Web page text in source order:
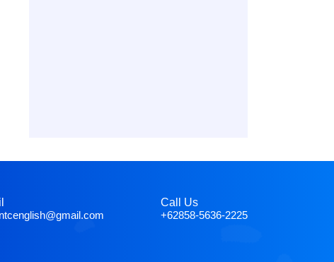
Call Us
+62858-5636-2225